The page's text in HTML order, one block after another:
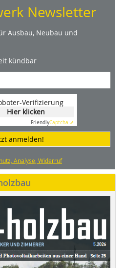
Newsletter
Ausbau, Neubau und
kündbar
Verifizierung
Hier klicken
FriendlyCaptcha ⇗
anmelden!
Analyse, Widerruf